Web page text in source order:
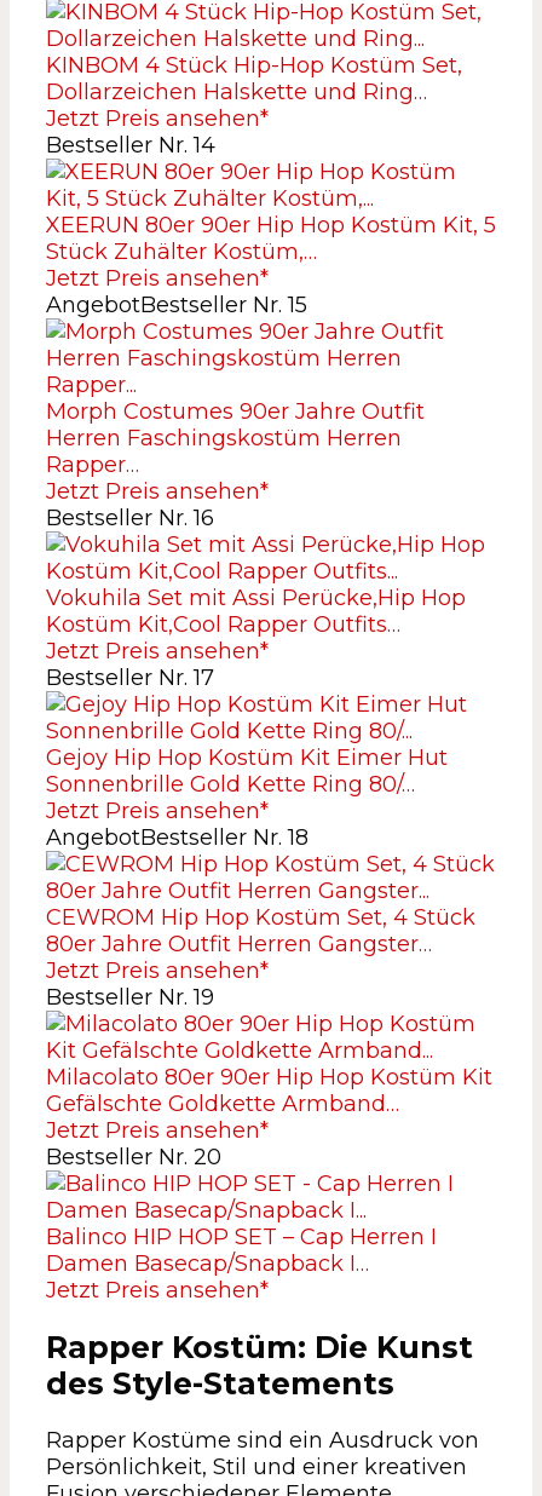
KINBOM 4 Stück Hip-Hop Kostüm Set,
Dollarzeichen Halskette und Ring…
Jetzt Preis ansehen*
Bestseller Nr. 14
XEERUN 80er 90er Hip Hop Kostüm Kit, 5
Stück Zuhälter Kostüm,…
Jetzt Preis ansehen*
AngebotBestseller Nr. 15
Morph Costumes 90er Jahre Outfit
Herren Faschingskostüm Herren
Rapper…
Jetzt Preis ansehen*
Bestseller Nr. 16
Vokuhila Set mit Assi Perücke,Hip Hop
Kostüm Kit,Cool Rapper Outfits…
Jetzt Preis ansehen*
Bestseller Nr. 17
Gejoy Hip Hop Kostüm Kit Eimer Hut
Sonnenbrille Gold Kette Ring 80/…
Jetzt Preis ansehen*
AngebotBestseller Nr. 18
CEWROM Hip Hop Kostüm Set, 4 Stück
80er Jahre Outfit Herren Gangster…
Jetzt Preis ansehen*
Bestseller Nr. 19
Milacolato 80er 90er Hip Hop Kostüm Kit
Gefälschte Goldkette Armband…
Jetzt Preis ansehen*
Bestseller Nr. 20
Balinco HIP HOP SET – Cap Herren I
Damen Basecap/Snapback I…
Jetzt Preis ansehen*
Rapper Kostüm: Die Kunst
des Style-Statements
Rapper Kostüme sind ein Ausdruck von
Persönlichkeit, Stil und einer kreativen